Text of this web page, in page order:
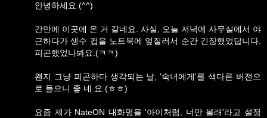
안녕하세요.(^^)
간만에 이곳에 온 거 같네요. 사실, 오늘 저녁에 사무실에서 야
근하다가 생수 컵을 노트북에 엎질러서 순간 긴장했었답니다.
피곤했었나봐요.(ㅋㅋ)
왠지 그냥 피곤하다 생각되는 날, '숙녀에게'를 색다른 버전으
로 들으니 좋.네.요.(ㅎㅎ)
요즘 제가 NateON 대화명을 '아이처럼, 너만 볼래'라고 설정